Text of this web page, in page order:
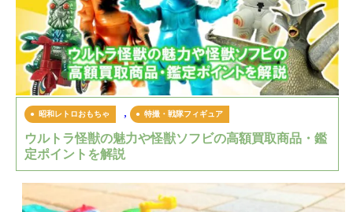
昭和レトロおもちゃ , 特撮・戦隊フィギュア
ウルトラ怪獣の魅力や怪獣ソフビの高額買取商品・鑑
定ポイントを解説